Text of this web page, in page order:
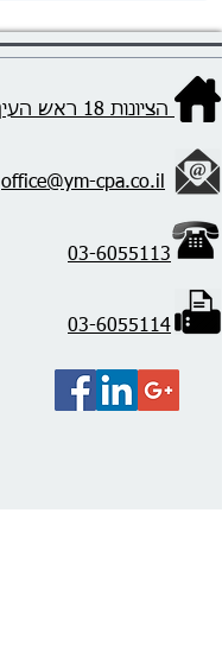
office@ym-cpa.co.il
03-6055113
03-6055114